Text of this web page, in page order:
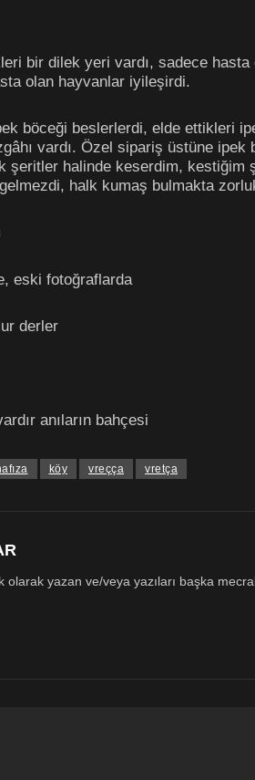
bir dilek yeri vardı, sadece
olan hayvanlar iyileşirdi.
böceği beslerlerdi, elde ettikleri
vardı. Özel sipariş üstüne
şeritler halinde keserdim,
gelmezdi, halk kumaş bulmakta
eski fotoğraflarda
derler
anıların bahçesi
köy vreçça vretça
olarak yazan ve/veya yazıları başka